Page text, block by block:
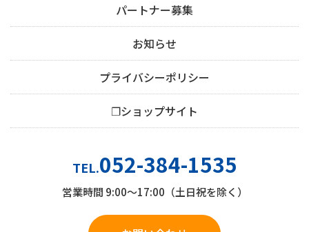
パートナー募集
お知らせ
プライバシーポリシー
❐ショップサイト
TEL.052-384-1535
営業時間 9:00～17:00（土日祝を除く）